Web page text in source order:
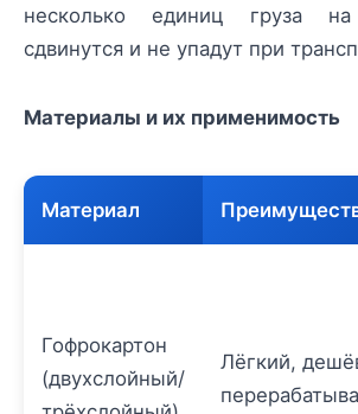
несколько единиц груза
сдвинутся и не упадут при
Материалы и их применимость
Материал
Гофрокартон
(двухслойный/
Лёгкий,